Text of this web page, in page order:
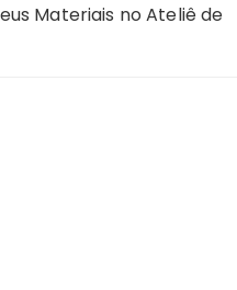
Materiais no Ateliê de